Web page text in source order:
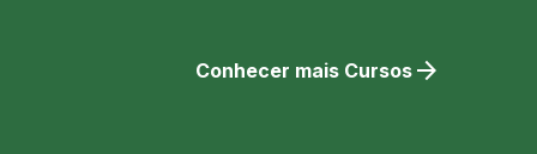
Conhecer mais Cursos arrow_forward